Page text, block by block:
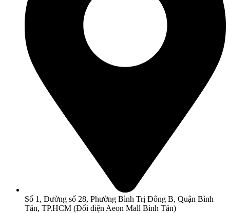
Số 1, Đường số 28, Phường Bình Trị Đông B, Quận Bình
Tân, TP.HCM (Đối diện Aeon Mall Bình Tân)